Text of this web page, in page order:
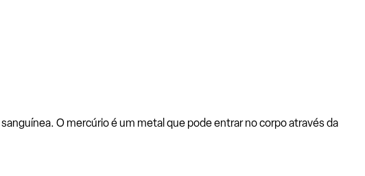
O mercúrio é um metal que pode entrar no corpo através da